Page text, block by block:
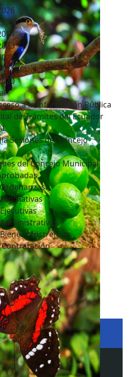
a la Información Pública
de Trámites del Ecuador
Sesiones del Concejo
del Concejo Municipal
Mostrencos
Contratación